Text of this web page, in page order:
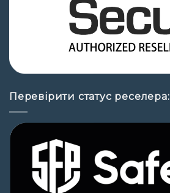
Перевірити статус реселера: